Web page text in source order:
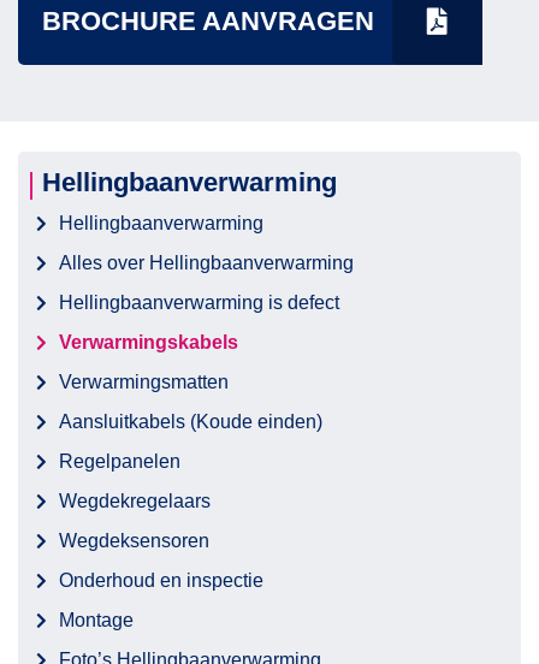
BROCHURE AANVRAGEN
Hellingbaanverwarming
Hellingbaanverwarming
Alles over Hellingbaanverwarming
Hellingbaanverwarming is defect
Verwarmingskabels
Verwarmingsmatten
Aansluitkabels (Koude einden)
Regelpanelen
Wegdekregelaars
Wegdeksensoren
Onderhoud en inspectie
Montage
Foto’s Hellingbaanverwarming